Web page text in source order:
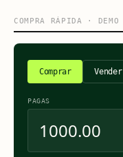
COMPRA RÁPIDA · DEMO
Comprar Vender
PAGAS